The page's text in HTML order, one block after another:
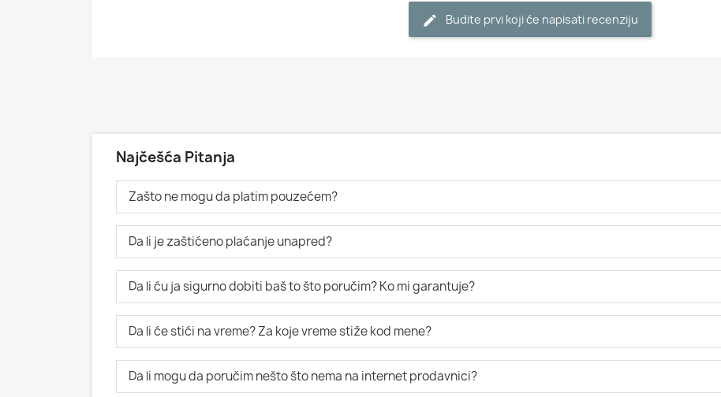
Budite prvi koji će napisati recenziju
Najčešća Pitanja
Zašto ne mogu da platim pouzećem?
Da li je zaštićeno plaćanje unapred?
Da li ću ja sigurno dobiti baš to što poručim? Ko mi garantuje?
Da li će stići na vreme? Za koje vreme stiže kod mene?
Da li mogu da poručim nešto što nema na internet prodavnici?